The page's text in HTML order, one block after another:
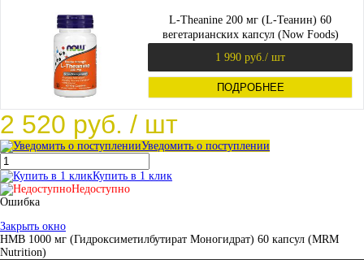
L-Theanine 200 мг (L-Теанин) 60
вегетарианских капсул (Now Foods)
1 990 руб. / шт
ПОДРОБНЕЕ
2 520 руб. / шт
Уведомить о поступлении
Купить в 1 клик
Недоступно
Ошибка
Закрыть окно
HMB 1000 мг (Гидроксиметилбутират Моногидрат) 60 капсул (MRM
Nutrition)